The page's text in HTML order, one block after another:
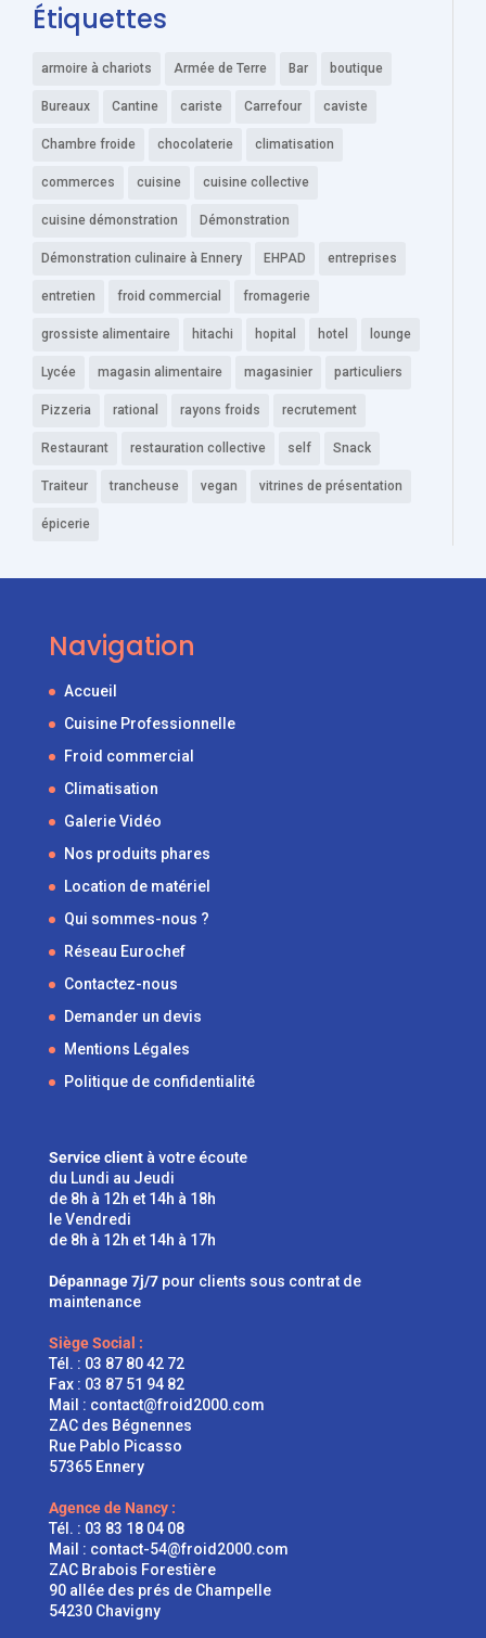
Étiquettes
armoire à chariots Armée de Terre Bar boutique
Bureaux Cantine cariste Carrefour caviste
Chambre froide chocolaterie climatisation
commerces cuisine cuisine collective
cuisine démonstration Démonstration
Démonstration culinaire à Ennery EHPAD entreprises
entretien froid commercial fromagerie
grossiste alimentaire hitachi hopital hotel lounge
Lycée magasin alimentaire magasinier particuliers
Pizzeria rational rayons froids recrutement
Restaurant restauration collective self Snack
Traiteur trancheuse vegan vitrines de présentation
épicerie
Navigation
Accueil
Cuisine Professionnelle
Froid commercial
Climatisation
Galerie Vidéo
Nos produits phares
Location de matériel
Qui sommes-nous ?
Réseau Eurochef
Contactez-nous
Demander un devis
Mentions Légales
Politique de confidentialité
Service clientà votre écoute
du Lundi au Jeudi
de 8h à 12h et 14h à 18h
le Vendredi
de 8h à 12h et 14h à 17h
Dépannage 7j/7pour clients sous contrat de
maintenance
Siège Social :
Tél. : 03 87 80 42 72
Fax : 03 87 51 94 82
Mail : contact@froid2000.com
ZAC des Bégnennes
Rue Pablo Picasso
57365 Ennery
Agence de Nancy :
Tél. : 03 83 18 04 08
Mail : contact-54@froid2000.com
ZAC Brabois Forestière
90 allée des prés de Champelle
54230 Chavigny